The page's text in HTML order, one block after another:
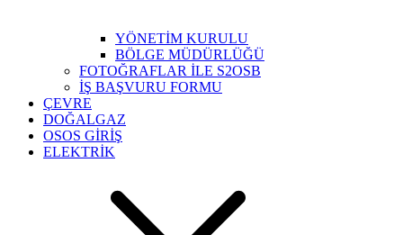
YÖNETİM KURULU
BÖLGE MÜDÜRLÜĞÜ
FOTOĞRAFLAR İLE S2OSB
İŞ BAŞVURU FORMU
ÇEVRE
DOĞALGAZ
OSOS GİRİŞ
ELEKTRİK